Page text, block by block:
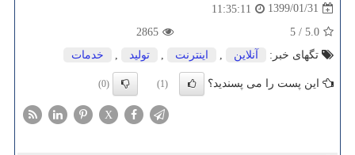
1399/01/31
11:35:11
5.0
/
5
2865
تگهای خبر:
آنلاین اینترنت تولید خدمات
این پست را می پسندید؟ (1)
(0)
X